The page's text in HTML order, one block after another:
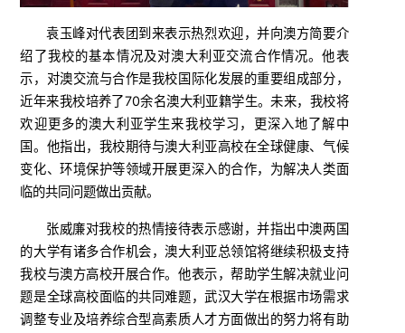
袁玉峰对代表团到来表示热烈欢迎，并向澳方简要介
绍了我校的基本情况及对澳大利亚交流合作情况。他表
示，对澳交流与合作是我校国际化发展的重要组成部分，
近年来我校培养了70余名澳大利亚籍学生。未来，我校将
欢迎更多的澳大利亚学生来我校学习，更深入地了解中
国。他指出，我校期待与澳大利亚高校在全球健康、气候
变化、环境保护等领域开展更深入的合作，为解决人类面
临的共同问题做出贡献。
张威廉对我校的热情接待表示感谢，并指出中澳两国
的大学有诸多合作机会，澳大利亚总领馆将继续积极支持
我校与澳方高校开展合作。他表示，帮助学生解决就业问
题是全球高校面临的共同难题，武汉大学在根据市场需求
调整专业及培养综合型高素质人才方面做出的努力将有助